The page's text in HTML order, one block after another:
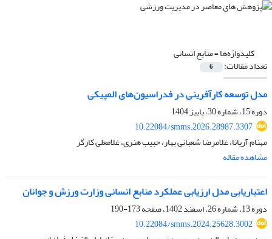
کلیدواژه‌ها =منابع انسانی
تعداد مقالات: 6
مدل توسعه کارآفرینی در فدراسیون‌های المپیکی
دوره 15، شماره 30، پاییز 1404
10.22084/smms.2026.28987.3307
مهنام آریانا، غلامرضا شعبانی بهار، حبیب هنری، غلامعلی کارگر
مشاهده مقاله
اعتباریابی مدل ارزیابی عملکرد منابع انسانی وزارت ورزش و جوانان
دوره 13، شماره 26، اسفند 1402، صفحه
173-190
10.22084/smms.2024.25628.3002